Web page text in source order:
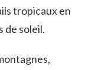
⁣tropicaux en
‌de⁢ soleil.